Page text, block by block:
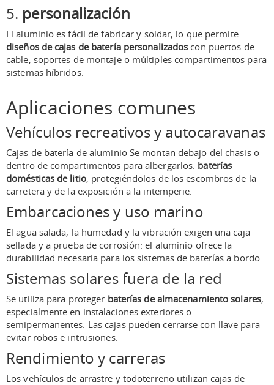
5. personalización
El aluminio es fácil de fabricar y soldar, lo que permite
diseños de cajas de batería personalizados con puertos de
cable, soportes de montaje o múltiples compartimentos para
sistemas híbridos.
Aplicaciones comunes
Vehículos recreativos y autocaravanas
Cajas de batería de aluminioSe montan debajo del chasis o
dentro de compartimentos para albergarlos. baterías
domésticas de litio, protegiéndolos de los escombros de la
carretera y de la exposición a la intemperie.
Embarcaciones y uso marino
El agua salada, la humedad y la vibración exigen una caja
sellada y a prueba de corrosión: el aluminio ofrece la
durabilidad necesaria para los sistemas de baterías a bordo.
Sistemas solares fuera de la red
Se utiliza para proteger baterías de almacenamiento solares,
especialmente en instalaciones exteriores o
semipermanentes. Las cajas pueden cerrarse con llave para
evitar robos e intrusiones.
Rendimiento y carreras
Los vehículos de arrastre y todoterreno utilizan cajas de